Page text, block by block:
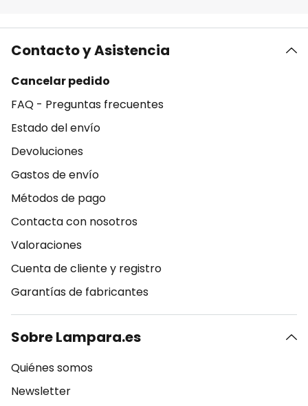
Contacto y Asistencia
Cancelar pedido
FAQ - Preguntas frecuentes
Estado del envío
Devoluciones
Gastos de envío
Métodos de pago
Contacta con nosotros
Valoraciones
Cuenta de cliente y registro
Garantías de fabricantes
Sobre Lampara.es
Quiénes somos
Newsletter